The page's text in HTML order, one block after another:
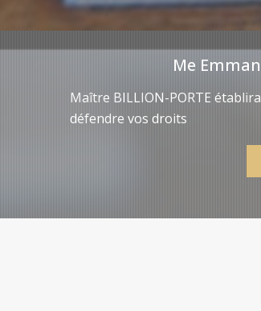
Me
Maître BILLION-PORTE
défendre vos droits